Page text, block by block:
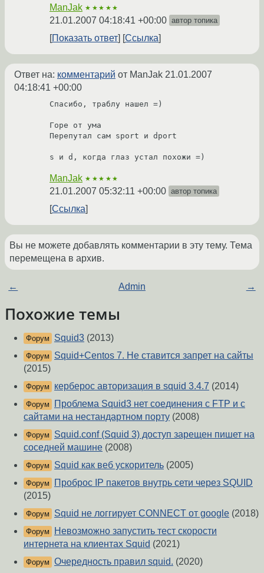
ManJak ★★★★★
21.01.2007 04:18:41 +00:00 автор топика
Показать ответ Ссылка
Ответ на: комментарий от ManJak 21.01.2007
04:18:41 +00:00
Спасибо, траблу нашел =)
Горе от ума
Перепутал сам sport и dport
s и d, когда глаз устал похожи =)
ManJak ★★★★★
21.01.2007 05:32:11 +00:00 автор топика
Ссылка
Вы не можете добавлять комментарии в эту тему. Тема
перемещена в архив.
← Admin →
Похожие темы
Форум Squid3 (2013)
Форум
Squid+Centos 7. Не ставится запрет на сайты
(2015)
Форум керберос авторизация в squid 3.4.7 (2014)
Форум
Проблема Squid3 нет соединения с FTP и с
сайтами на нестандартном порту (2008)
Форум
Squid.conf (Squid 3) доступ зарещен пишет на
соседней машине (2008)
Форум Squid как веб ускоритель (2005)
Форум
Проброс IP пакетов внутрь сети через SQUID
(2015)
Форум Squid не логгирует CONNECT от google (2018)
Форум
Невозможно запустить тест скорости
интернета на клиентах Squid (2021)
Форум Очередность правил squid. (2020)